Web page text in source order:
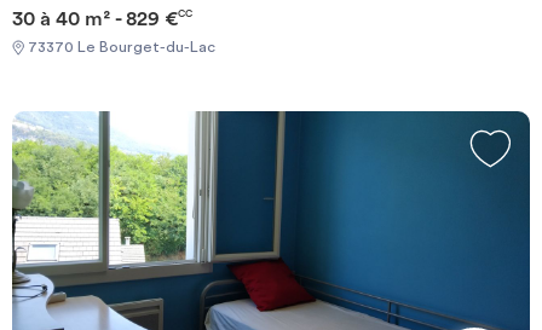
exceptionnel. Situées sur le Campus Universitaire de Savoie
Technolac, ces résidences vous permettent de concilier au mieux
vos études et vos loisirs pour un excellent rapport
individuels. Des résidences à l´image de leur architecture :
agréables à vivre. Chauffage électrique et ballon d’eau chaude
individuels.
30 à 40 m² - 829 €CC
73370 Le Bourget-du-Lac